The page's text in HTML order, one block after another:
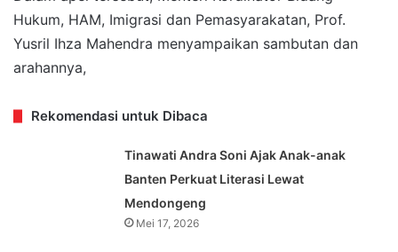
Hukum, HAM, Imigrasi dan Pemasyarakatan, Prof.
Yusril Ihza Mahendra menyampaikan sambutan dan
arahannya,
Rekomendasi untuk Dibaca
Tinawati Andra Soni Ajak Anak-anak
Banten Perkuat Literasi Lewat
Mendongeng
Mei 17, 2026